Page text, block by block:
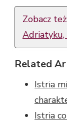
Zobacz
Related
Istria
Istria